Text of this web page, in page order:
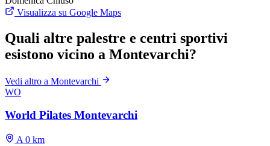
Visualizza su Google Maps
Quali altre palestre e centri sportivi
esistono vicino a Montevarchi?
Vedi altro a Montevarchi
WO
World Pilates Montevarchi
A 0 km